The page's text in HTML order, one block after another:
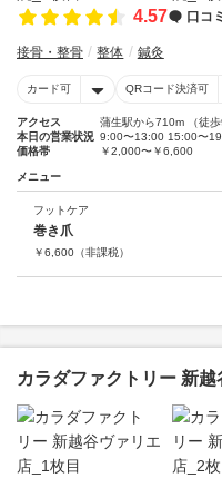
4.57 口コミ
接骨・整骨 整体 鍼灸
カード可 QRコード決済可
アクセス
蒲生駅から710m （徒歩
本日の営業状況 9:00〜13:00 15:00〜
価格帯
￥2,000〜￥6,600
メニュー
フットケア
巻き爪
￥6,600 （非課税）
カラダファクトリー 新